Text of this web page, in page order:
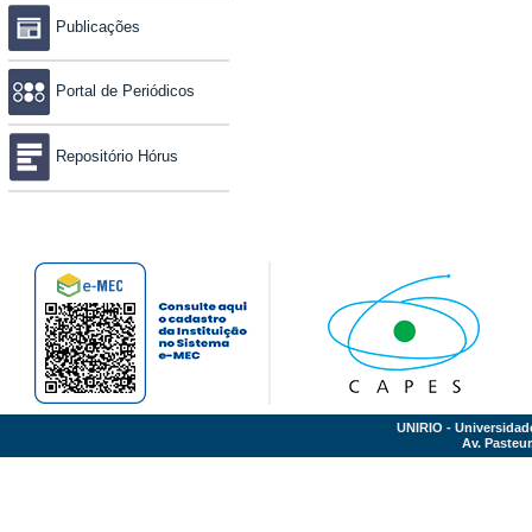
Publicações
Portal de Periódicos
Repositório Hórus
UNIRIO -
Av.